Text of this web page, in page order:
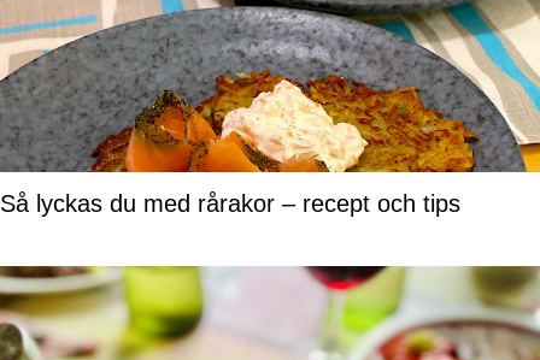
Så lyckas du med rårakor – recept och tips